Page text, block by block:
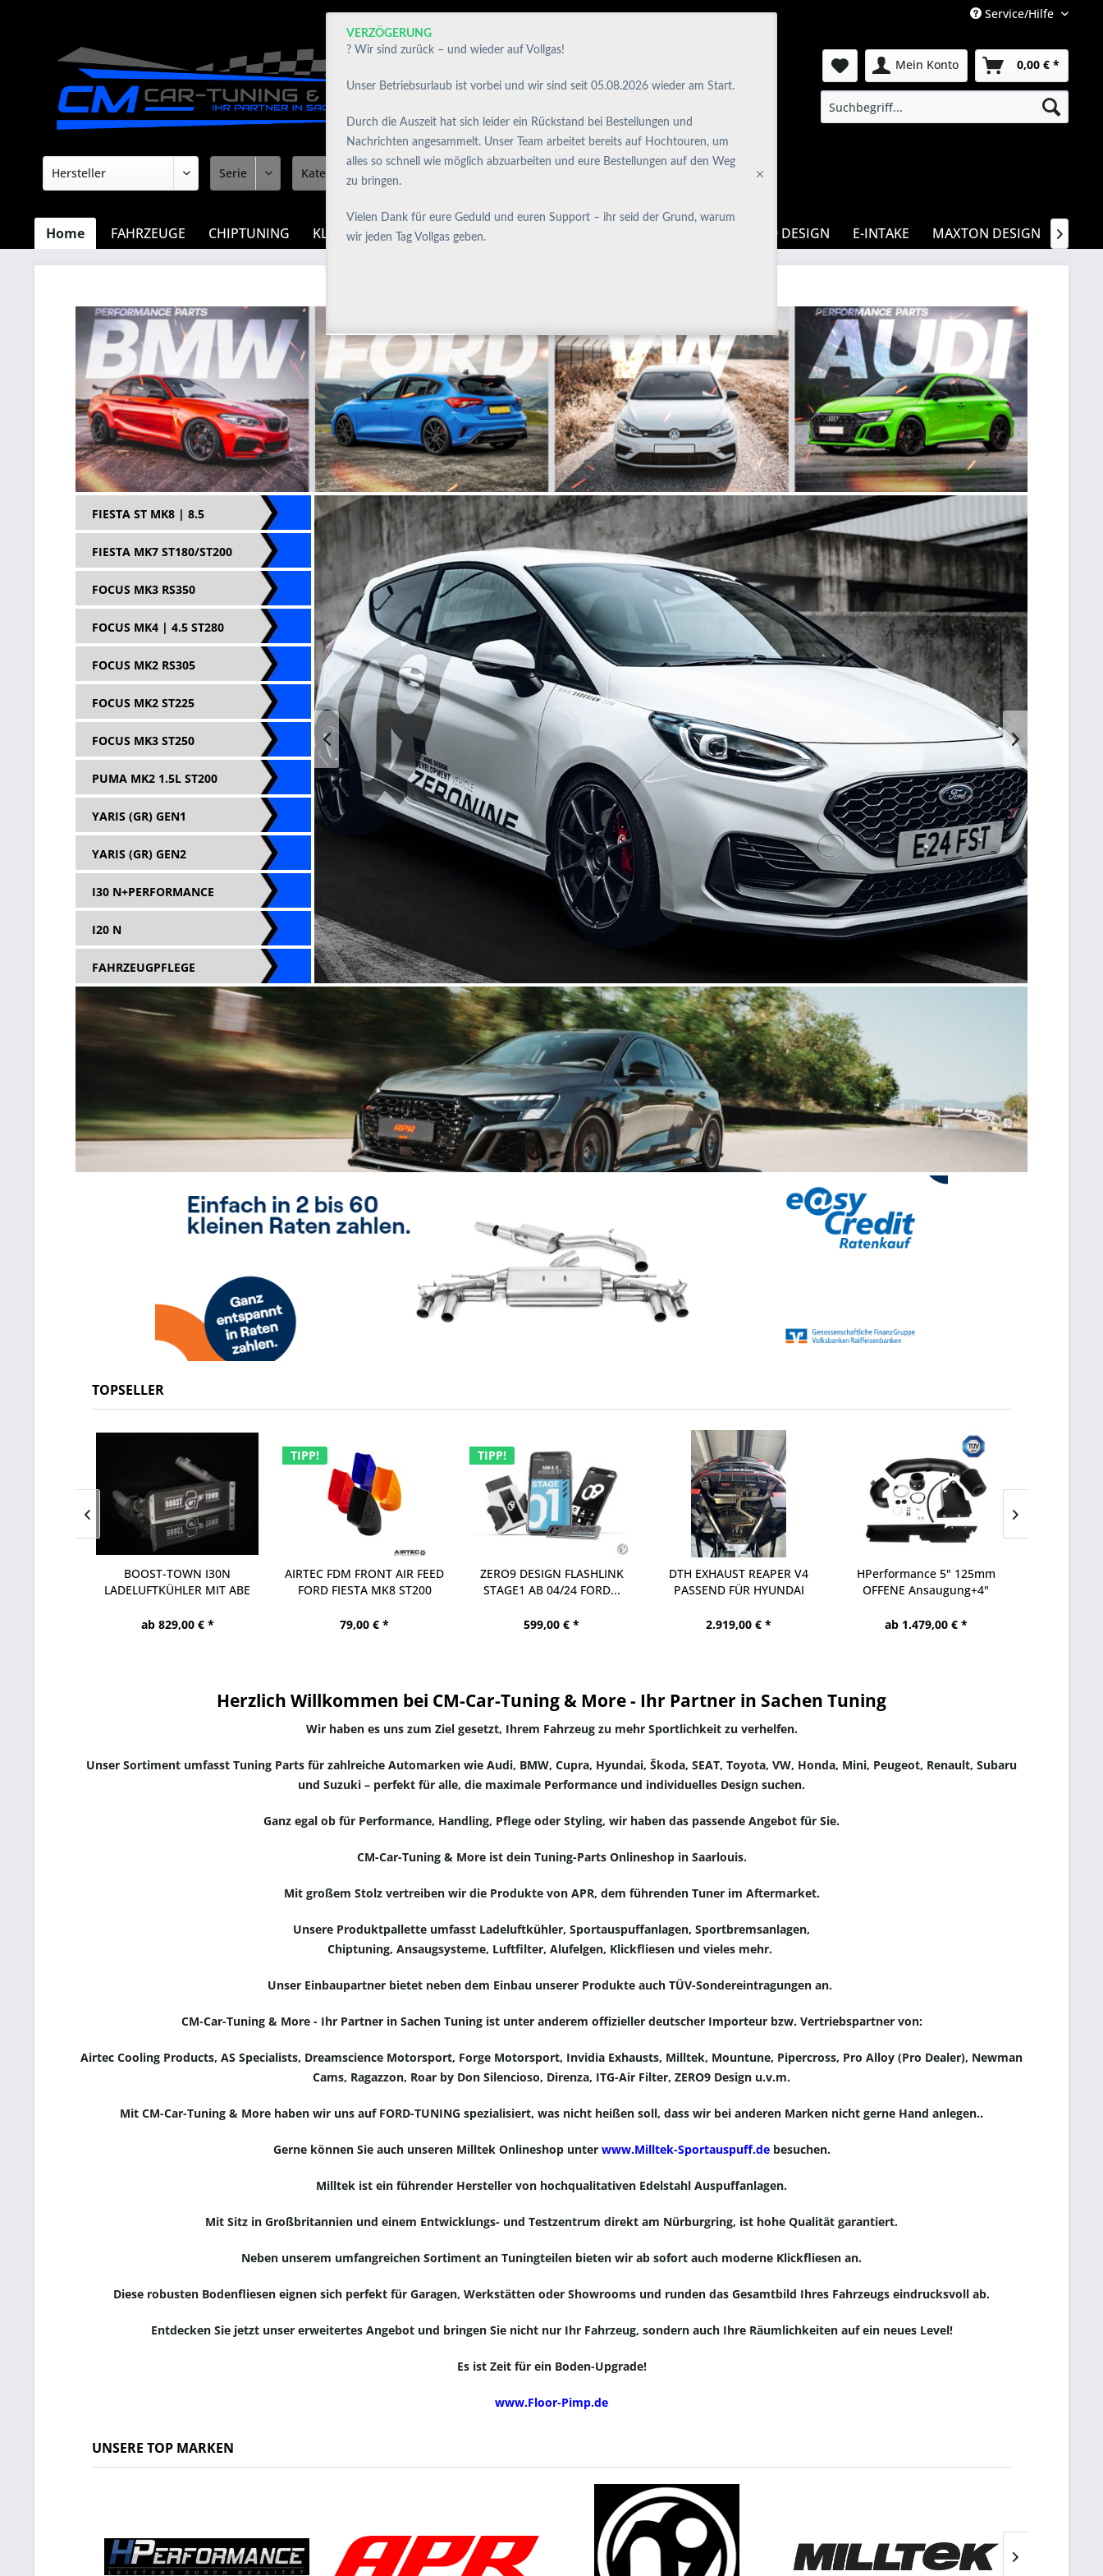
Service/Hilfe
Mein Konto 0,00 € *
Home FAHRZEUGE CHIPTUNING KLICKFLIESEN SALE RACING ZÜNDSPULEN ZERO9 DESIGN E-INTAKE MAXTON DESIGN 
FIESTA ST MK8 | 8.5
TOPSELLER
BOOST-TOWN I30N
LADELUFTKÜHLER MIT ABE
ab 829,00 € *
TIPP!
AIRTEC FDM FRONT AIR FEED
FORD FIESTA MK8 ST200
79,00 € *
TIPP!
ZERO9 DESIGN FLASHLINK
STAGE1 AB 04/24 FORD...
599,00 € *
DTH EXHAUST REAPER V4
PASSEND FÜR HYUNDAI
2.919,00 € *
HPerformance 5" 125mm
OFFENE Ansaugung+4"
ab 1.479,00 € *
FIESTA MK7 ST180/ST200
FOCUS MK3 RS350
FOCUS MK4 | 4.5 ST280
FOCUS MK2 RS305
FOCUS MK2 ST225
I30 N+PERFORMANCE
FAHRZEUGPFLEGE
UNSERE TOP MARKEN
FOCUS MK3 ST250
Herzlich Willkommen bei CM-Car-Tuning & More - Ihr Partner in Sachen Tuning
Wir haben es uns zum Ziel gesetzt, Ihrem Fahrzeug zu mehr Sportlichkeit zu verhelfen.
Unser Sortiment umfasst Tuning Parts für zahlreiche Automarken wie Audi, BMW, Cupra, Hyundai, Škoda, SEAT, Toyota, VW, Honda, Mini, Peugeot, Renault, Subaru
und Suzuki – perfekt für alle, die maximale Performance und individuelles Design suchen.
Ganz egal ob für Performance, Handling, Pflege oder Styling, wir haben das passende Angebot für Sie.
CM-Car-Tuning & More ist dein Tuning-Parts Onlineshop in Saarlouis.
Mit großem Stolz vertreiben wir die Produkte von APR, dem führenden Tuner im Aftermarket.
Unsere Produktpallette umfasst Ladeluftkühler, Sportauspuffanlagen, Sportbremsanlagen,
Chiptuning, Ansaugsysteme, Luftfilter, Alufelgen, Klickfliesen und vieles mehr.
Unser Einbaupartner bietet neben dem Einbau unserer Produkte auch TÜV-Sondereintragungen an.
CM-Car-Tuning & More - Ihr Partner in Sachen Tuning ist unter anderem offizieller deutscher Importeur bzw. Vertriebspartner von:
Airtec Cooling Products, AS Specialists, Dreamscience Motorsport, Forge Motorsport, Invidia Exhausts, Milltek, Mountune, Pipercross, Pro Alloy (Pro Dealer), Newman
Cams, Ragazzon, Roar by Don Silencioso, Direnza, ITG-Air Filter, ZERO9 Design u.v.m.
Mit CM-Car-Tuning & More haben wir uns auf FORD-TUNING spezialisiert, was nicht heißen soll, dass wir bei anderen Marken nicht gerne Hand anlegen..
Gerne können Sie auch unseren Milltek Onlineshop unter www.Milltek-Sportauspuff.debesuchen.
Milltek ist ein führender Hersteller von hochqualitativen Edelstahl Auspuffanlagen.
Mit Sitz in Großbritannien und einem Entwicklungs- und Testzentrum direkt am Nürburgring, ist hohe Qualität garantiert.
Neben unserem umfangreichen Sortiment an Tuningteilen bieten wir ab sofort auch moderne Klickfliesen an.
Diese robusten Bodenfliesen eignen sich perfekt für Garagen, Werkstätten oder Showrooms und runden das Gesamtbild Ihres Fahrzeugs eindrucksvoll ab.
Entdecken Sie jetzt unser erweitertes Angebot und bringen Sie nicht nur Ihr Fahrzeug, sondern auch Ihre Räumlichkeiten auf ein neues Level!
Es ist Zeit für ein Boden-Upgrade!
www.Floor-Pimp.de
I20 N
YARIS (GR) GEN2
PUMA MK2 1.5L ST200
YARIS (GR) GEN1
VERZÖGERUNG
? Wir sind zurück – und wieder auf Vollgas!
Unser Betriebsurlaub ist vorbei und wir sind seit 05.08.2026 wieder am Start.
Durch die Auszeit hat sich leider ein Rückstand bei Bestellungen und
Nachrichten angesammelt. Unser Team arbeitet bereits auf Hochtouren, um
alles so schnell wie möglich abzuarbeiten und eure Bestellungen auf den Weg
zu bringen.
Vielen Dank für eure Geduld und euren Support – ihr seid der Grund, warum
wir jeden Tag Vollgas geben.